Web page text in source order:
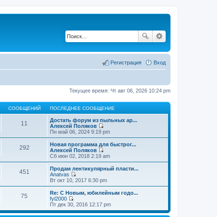
Вход
Регистрация
Текущее время: Чт авг 06, 2026 10:24 pm
СООБЩЕНИЙ ПОСЛЕДНЕЕ СООБЩЕНИЕ
11
Достать форум из пыльных ар...
Алексей Поляков
П
е
р
е
й
т
к
о
л
д
н
Пн май 06, 2024 9:19 pm
292
Новая программа для быстрог...
Алексей Поляков
П
е
р
е
й
т
и
к
о
с
Сб июн 02, 2018 2:19 am
451
Продам лентикулярный пласти...
Anatvas
П
е
р
е
й
т
и
Вт окт 10, 2017 6:30 pm
75
Re: С Новым, юбилейным годо...
fyl2000
П
е
р
Пт дек 30, 2016 12:17 pm